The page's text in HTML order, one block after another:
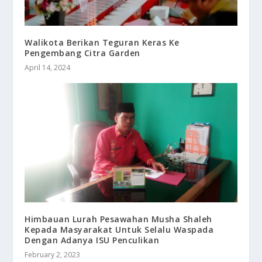
Walikota Berikan Teguran Keras Ke
Pengembang Citra Garden
April 14, 2024
Himbauan Lurah Pesawahan Musha Shaleh
Kepada Masyarakat Untuk Selalu Waspada
Dengan Adanya ISU Penculikan
February 2, 2023